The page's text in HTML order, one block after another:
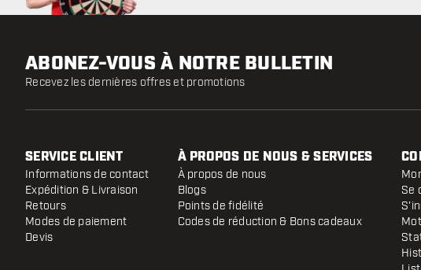
ABONEZ-VOUS À NOTRE BULLETIN
Recevez les dernières offres et promotions
SERVICE CLIENT
Informations de contact
Expédition & Livraison
Retours
Modes de paiement
Devis
À PROPOS DE NOUS & SERVICES
À propos de nous
Blogs
Points de fidélité
Codes de réduction & Bons cadeaux
Se